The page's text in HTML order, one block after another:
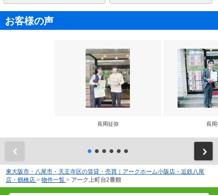
お客様の声
長岡征弥 長岡
東大阪市・八尾市・天王寺区の賃貸・売買｜アークホーム小阪店・近鉄八尾
店・鶴橋店 > 物件一覧 > アーク上町台2番館